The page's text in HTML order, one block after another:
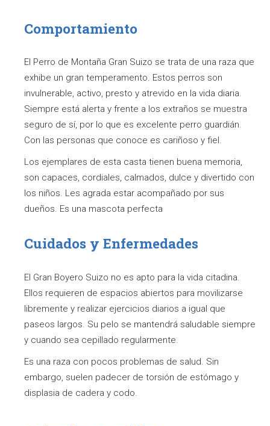
Comportamiento
El Perro de Montaña Gran Suizo se trata de una raza que
exhibe un gran temperamento. Estos perros son
invulnerable, activo, presto y atrevido en la vida diaria.
Siempre está alerta y frente a los extraños se muestra
seguro de sí, por lo que es excelente perro guardián.
Con las personas que conoce es cariñoso y fiel.
Los ejemplares de esta casta tienen buena memoria,
son capaces, cordiales, calmados, dulce y divertido con
los niños. Les agrada estar acompañado por sus
dueños. Es una mascota perfecta
Cuidados y Enfermedades
El Gran Boyero Suizo no es apto para la vida citadina.
Ellos requieren de espacios abiertos para movilizarse
libremente y realizar ejercicios diarios a igual que
paseos largos. Su pelo se mantendrá saludable siempre
y cuando sea cepillado regularmente.
Es una raza con pocos problemas de salud. Sin
embargo, suelen padecer de torsión de estómago y
displasia de cadera y codo.